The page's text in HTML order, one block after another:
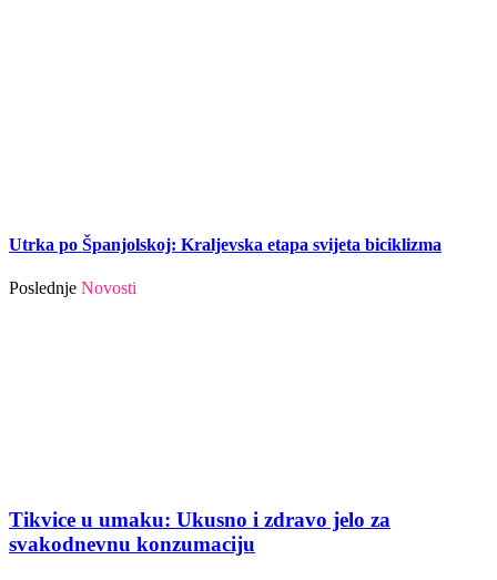
Utrka po Španjolskoj: Kraljevska etapa svijeta biciklizma
Poslednje Novosti
Tikvice u umaku: Ukusno i zdravo jelo za
svakodnevnu konzumaciju